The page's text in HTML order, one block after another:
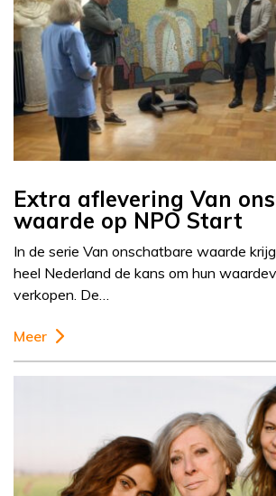
Extra aflevering Van
waarde op NPO Start
In de serie Van onschatbare waarde
heel Nederland de kans om hun
verkopen. De…
Meer